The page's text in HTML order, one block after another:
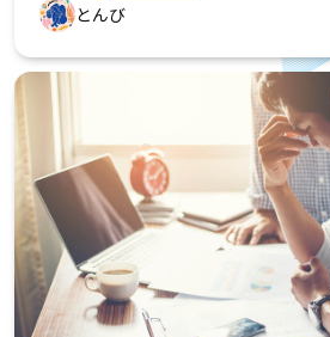
とんび